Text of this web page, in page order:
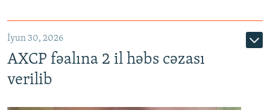
İyun 30, 2026
AXCP fəalına 2 il həbs cəzası
verilib